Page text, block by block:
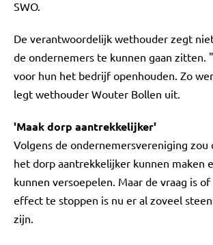
SWO.
De verantwoordelijk wethouder zegt
de ondernemers te kunnen gaan zitten.
voor hun het bedrijf openhouden. Zo
legt wethouder Wouter Bollen uit.
'Maak dorp aantrekkelijker'
Volgens de ondernemersvereniging zou
het dorp aantrekkelijker kunnen maken
kunnen versoepelen. Maar de vraag is
effect te stoppen is nu er al zoveel
zijn.